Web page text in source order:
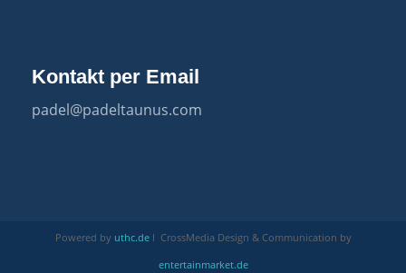
Kontakt per Email
padel@padeltaunus.com
Powered by uthc.deI CrossMedia Design & Communication by
entertainmarket.de